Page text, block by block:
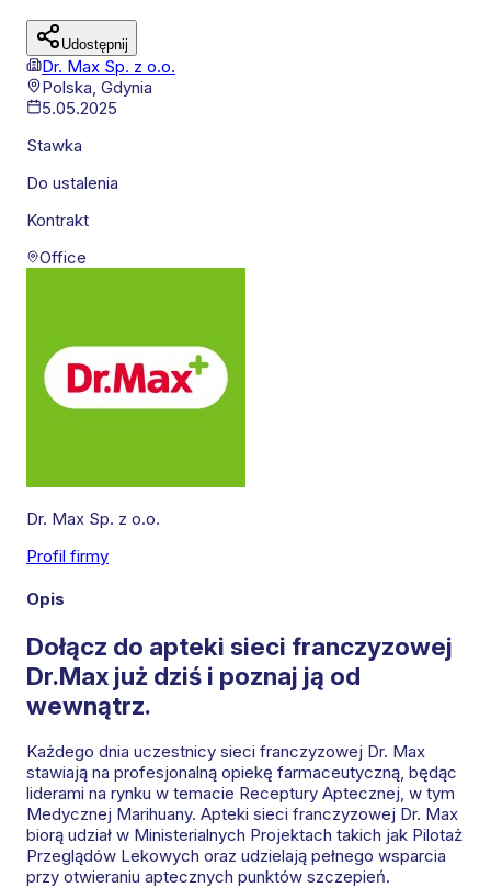
Udostępnij
Dr. Max Sp. z o.o.
Polska, Gdynia
5.05.2025
Stawka
Do ustalenia
Kontrakt
Office
Dr. Max Sp. z o.o.
Profil firmy
Opis
Dołącz do apteki sieci franczyzowej
Dr.Max już dziś i poznaj ją od
wewnątrz.
Każdego dnia uczestnicy sieci franczyzowej Dr. Max
stawiają na profesjonalną opiekę farmaceutyczną, będąc
liderami na rynku w temacie Receptury Aptecznej, w tym
Medycznej Marihuany. Apteki sieci franczyzowej Dr. Max
biorą udział w Ministerialnych Projektach takich jak Pilotaż
Przeglądów Lekowych oraz udzielają pełnego wsparcia
przy otwieraniu aptecznych punktów szczepień.